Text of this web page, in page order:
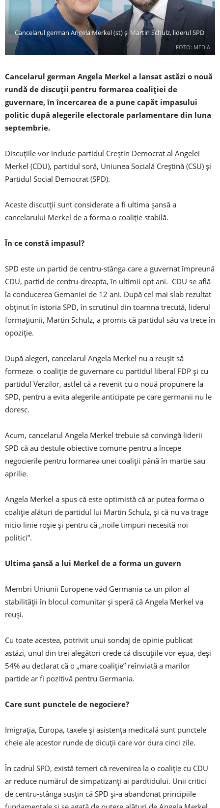
FOTO: MEDIA
Cancelarul german Angela Merkel (st) și Martin Schulz, liderul SPD
Cancelarul german Angela Merkel a lansat astăzi o nouă
rundă de discuții pentru formarea coaliției de
guvernare, în încercarea de a pune capăt impasului
politic după alegerile electorale parlamentare din luna
septembrie.
Discuțiile vor include partidul Creștin Democrat al Angelei
Merkel (CDU), partidul soră, Uniunea Socială Creștină (CSU) și
Partidul Social Democrat (SPD).
Aceste discutții sunt considerate a fi ultima șansă a
cancelarului Merkel de a forma o coaliție stabilă.
În ce constă impasul?
SPD este un partid de centru-stânga care a guvernat împreună
CDU, partid de centru-dreapta, în ultimii opt ani. CDU se află
la conducerea Gemaniei de 12 ani. După cel mai slab rezultat
obținut în istoria SPD, în scrutinul din toamna trecută, liderul
formațiunii, Martin Schulz, a promis că partidul său va trece în
opoziție.
După alegeri, cancelarul Angela Merkel nu a reușit să
formeze o coaliție de guvernare cu partidul liberal FDP și cu
partidul Verzilor, astfel că a revenit cu o nouă propunere la
SPD, pentru a evita alegerile anticipate pe care germanii nu le
doresc.
Acum, cancelarul Angela Merkel trebuie să convingă liderii
SPD că au destule obiective comune pentru a începe
negocierile pentru formarea unei coaliții până în martie sau
aprilie.
Angela Merkel a spus că este optimistă că ar putea forma o
coaliție alături de partidul lui Martin Schulz, și că nu va trage
nicio linie roșie și pentru că „noile timpuri necesită noi
politici”.
Ultima șansă a lui Merkel de a forma un guvern
Membri Uniunii Europene văd Germania ca un pilon al
stabilității în blocul comunitar și speră că Angela Merkel va
reuși.
Cu toate acestea, potrivit unui sondaj de opinie publicat
astăzi, unul din trei alegători crede că discuțiile vor eșua, deși
54% au declarat că o „mare coaliție” reînviată a marilor
partide ar fi pozitivă pentru Germania.
Care sunt punctele de negociere?
Imigrația, Europa, taxele și asistența medicală sunt punctele
cheie ale acestor runde de dicuții care vor dura cinci zile.
În cadrul SPD, există temeri că revenirea la o coaliție cu CDU
ar reduce numărul de simpatizanți ai pardtidului. Unii critici
de centru-stânga susțin că SPD și-a abandonat principiile